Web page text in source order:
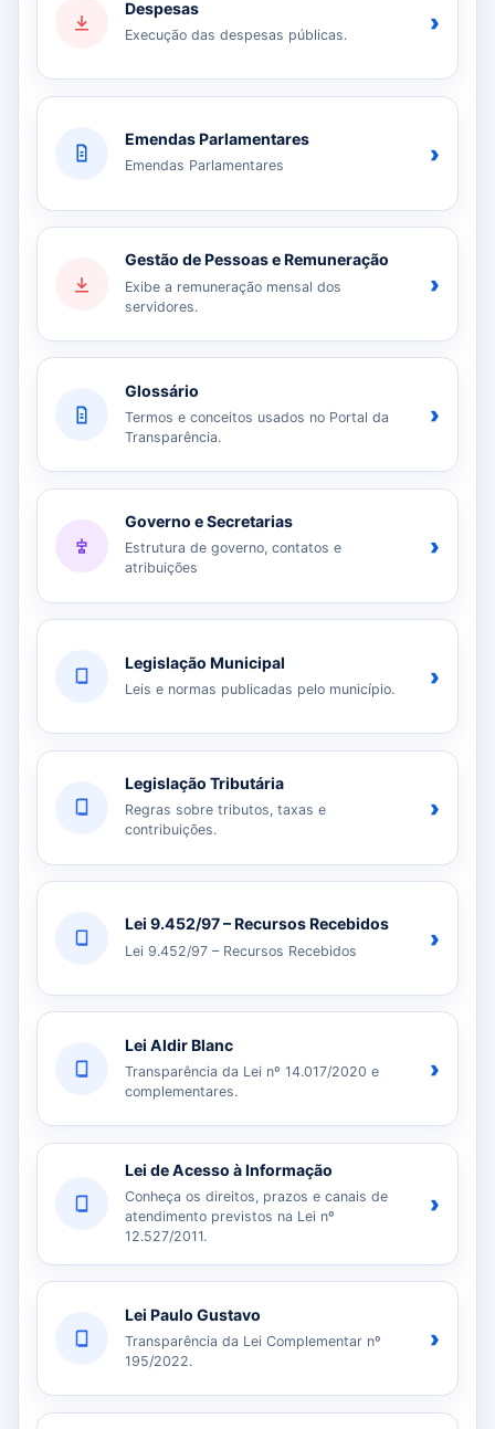
Despesas
Execução das despesas públicas. ›
Emendas Parlamentares
Emendas Parlamentares ›
Gestão de Pessoas e Remuneração
Exibe a remuneração mensal dos
servidores.
›
Glossário
Termos e conceitos usados no Portal da
Transparência.
›
Governo e Secretarias
Estrutura de governo, contatos e
atribuições
›
Legislação Municipal
Leis e normas publicadas pelo município. ›
Legislação Tributária
Regras sobre tributos, taxas e
contribuições.
›
Lei 9.452/97 – Recursos Recebidos
Lei 9.452/97 – Recursos Recebidos ›
Lei Aldir Blanc
Transparência da Lei nº 14.017/2020 e
complementares.
›
Lei de Acesso à Informação
Conheça os direitos, prazos e canais de
atendimento previstos na Lei nº
12.527/2011.
›
Lei Paulo Gustavo
Transparência da Lei Complementar nº
195/2022.
›